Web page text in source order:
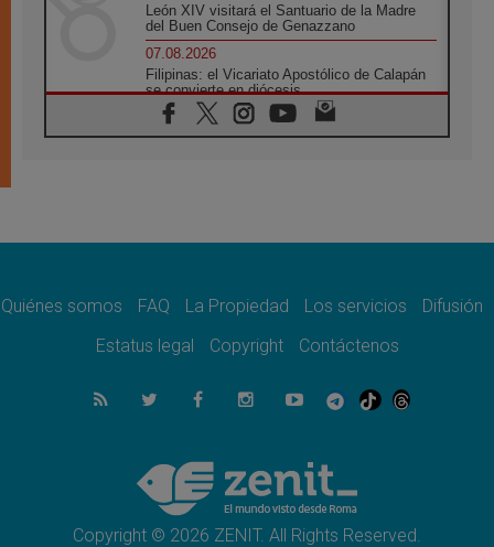
León XIV visitará el Santuario de la Madre
del Buen Consejo de Genazzano
07.08.2026
Filipinas: el Vicariato Apostólico de Calapán
se convierte en diócesis
07.08.2026
Honduras: Los desplazados invisibles de una
07.08.2026
07.08.2026
revelación de Dios lo transfigura
Presentada la Trienal de Arte de las
Universidades Católicas: «Exercises in
Fortunatus Nwachukwu: la comunicación
como misión al servicio del Evangelio
Quiénes somos FAQ La Propiedad Los servicios
Difusión
Estatus legal
Copyright Contáctenos
Copyright © 2026 ZENIT. All Rights Reserved.